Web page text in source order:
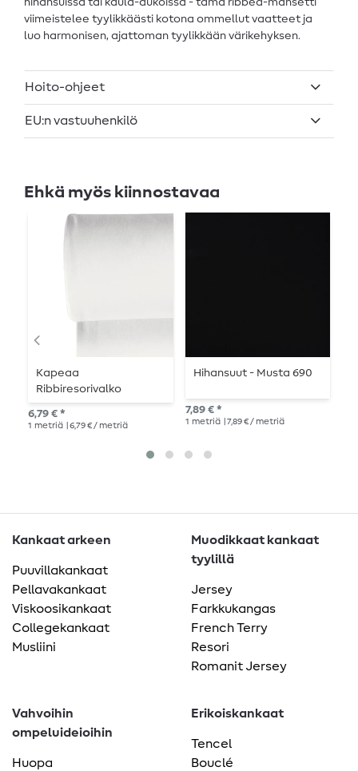
hihansuissa tai kaula-aukoissa - tämä ribbed-mansetti
viimeistelee tyylikkäästi kotona ommellut vaatteet ja
luo harmonisen, ajattoman tyylikkään värikehyksen.
Hoito-ohjeet
EU:n vastuuhenkilö
Ehkä myös kiinnostavaa
Kapeaa
Ribbiresorivalko
6,79 € *
1 metriä | 6,79 € / metriä
Hihansuut - Musta 690
7,89 € *
1 metriä | 7,89 € / metriä
Kankaat arkeen
Puuvillakankaat
Pellavakankaat
Viskoosikankaat
Collegekankaat
Musliini
Muodikkaat kankaat
tyylillä
Jersey
Farkkukangas
French Terry
Resori
Romanit Jersey
Vahvoihin
ompeluideioihin
Huopa
Erikoiskankaat
Tencel
Bouclé